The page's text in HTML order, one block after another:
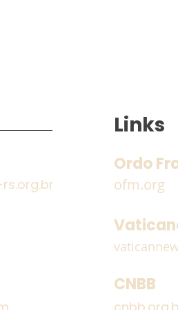
Guardiães e
Links
Ordo
ofm.org
CNBB